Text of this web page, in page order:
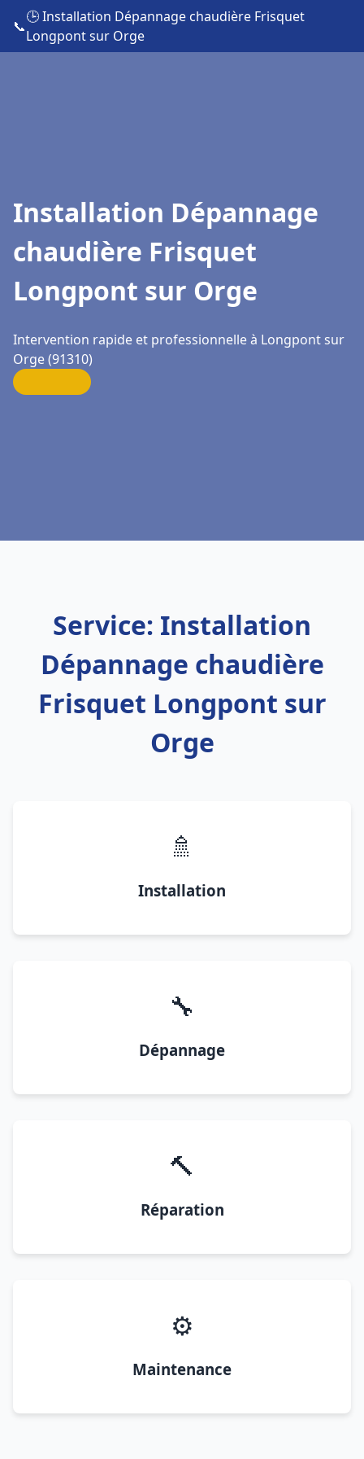
📞
🕒 Installation Dépannage chaudière Frisquet
Longpont sur Orge
Installation Dépannage
chaudière Frisquet
Longpont sur Orge
Intervention rapide et professionnelle à Longpont sur
Orge (91310)
Service: Installation
Dépannage chaudière
Frisquet Longpont sur
Orge
🚿
Installation
🔧
Dépannage
🔨
Réparation
⚙️
Maintenance